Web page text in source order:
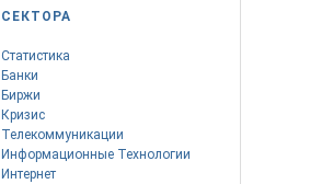
СЕКТОРА
Статистика
Банки
Биржи
Кризис
Телекоммуникации
Информационные Технологии
Интернет